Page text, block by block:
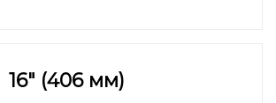
16" (406 мм)